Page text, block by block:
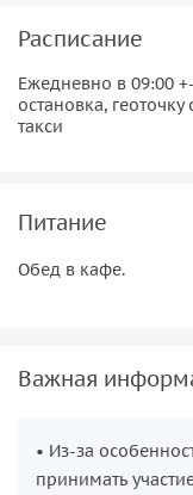
Расписание
Ежедневно в 09:00
остановка,
такси
Питание
Обед в кафе.
Важная
• Из-за
принимать